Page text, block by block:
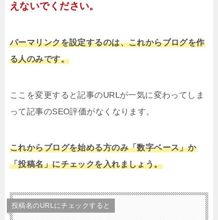
えないでください。
パーマリンクを設定するのは、これからブログを作
る人のみです。
ここを変更すると記事のURLが一気に変わってしま
って記事のSEO評価がなくなります。
これからブログを始める方のみ「数字ベース」か
「投稿名」にチェックを入れましょう。
投稿名のURLにチェックすると